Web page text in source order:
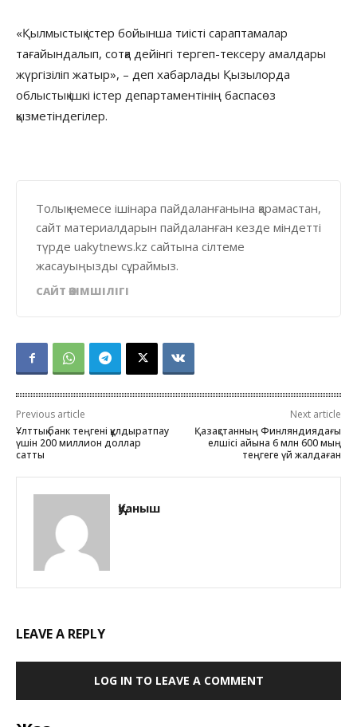
«Қылмыстық істер бойынша тиісті сараптамалар
тағайындалып, сотқа дейінгі тергеп-тексеру амалдары
жүргізіліп жатыр», – деп хабарлады Қызылорда
облыстық ішкі істер департаментінің баспасөз
қызметіндегілер.
Толық немесе ішінара пайдаланғанына қарамастан,
сайт материалдарын пайдаланған кезде міндетті
түрде uakytnews.kz сайтына сілтеме
жасауыңызды сұраймыз.
САЙТ ӘКІМШІЛІГІ
Previous article
Ұлттық банк теңгені құлдыратпау
үшін 200 миллион доллар
сатты
Next article
Қазақстанның Финляндиядағы
елшісі айына 6 млн 600 мың
теңгеге үй жалдаған
Қуаныш
LEAVE A REPLY
LOG IN TO LEAVE A COMMENT